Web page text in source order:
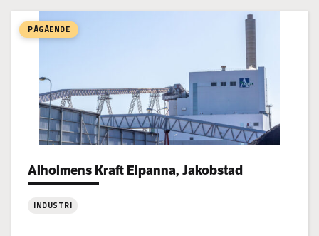
PÅGÅENDE
Alholmens Kraft Elpanna, Jakobstad
Project types:
INDUSTRI